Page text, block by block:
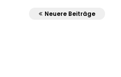
Neuere Beiträge